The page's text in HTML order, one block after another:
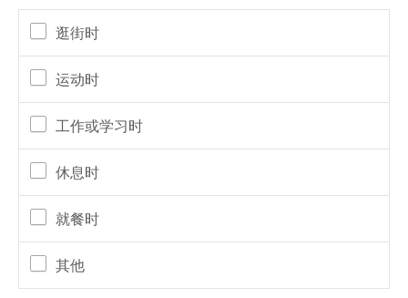
逛街时
运动时
工作或学习时
休息时
就餐时
其他